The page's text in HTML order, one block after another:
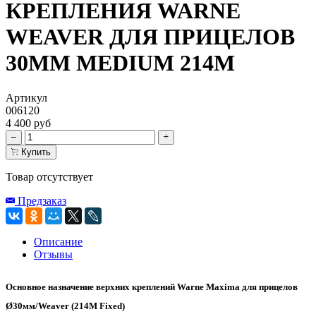
КРЕПЛЕНИЯ WARNE
WEAVER ДЛЯ ПРИЦЕЛОВ
30ММ MEDIUM 214M
Артикул
006120
4 400 руб
Купить
Товар отсутствует
Предзаказ
Описание
Отзывы
Основное назначение верхних креплений Warne Maxima для прицелов
Ø30мм/Weaver (214M Fixed)